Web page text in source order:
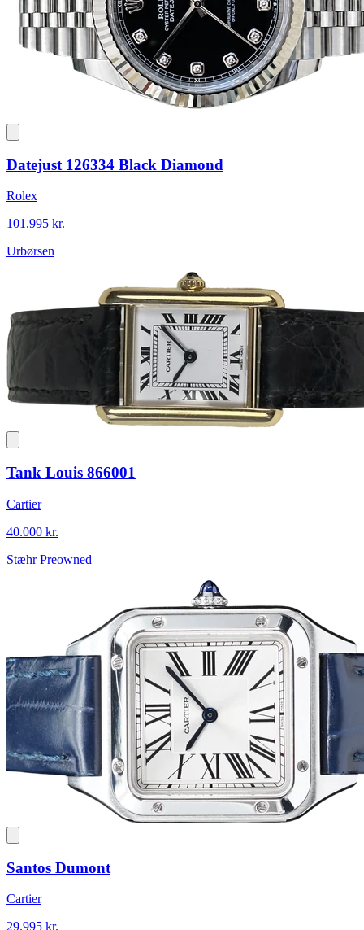
Datejust 126334 Black Diamond
Rolex
101.995 kr.
Urbørsen
Tank Louis 866001
Cartier
40.000 kr.
Stæhr Preowned
Santos Dumont
Cartier
29.995 kr.